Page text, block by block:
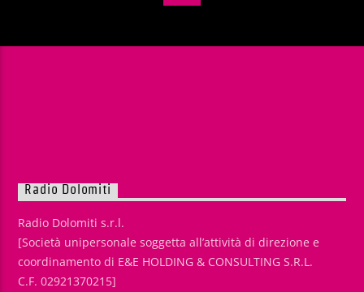
Radio Dolomiti
Radio Dolomiti s.r.l.
[Società unipersonale soggetta all’attività di direzione e
coordinamento di E&E HOLDING & CONSULTING S.R.L.
C.F. 02921370215]